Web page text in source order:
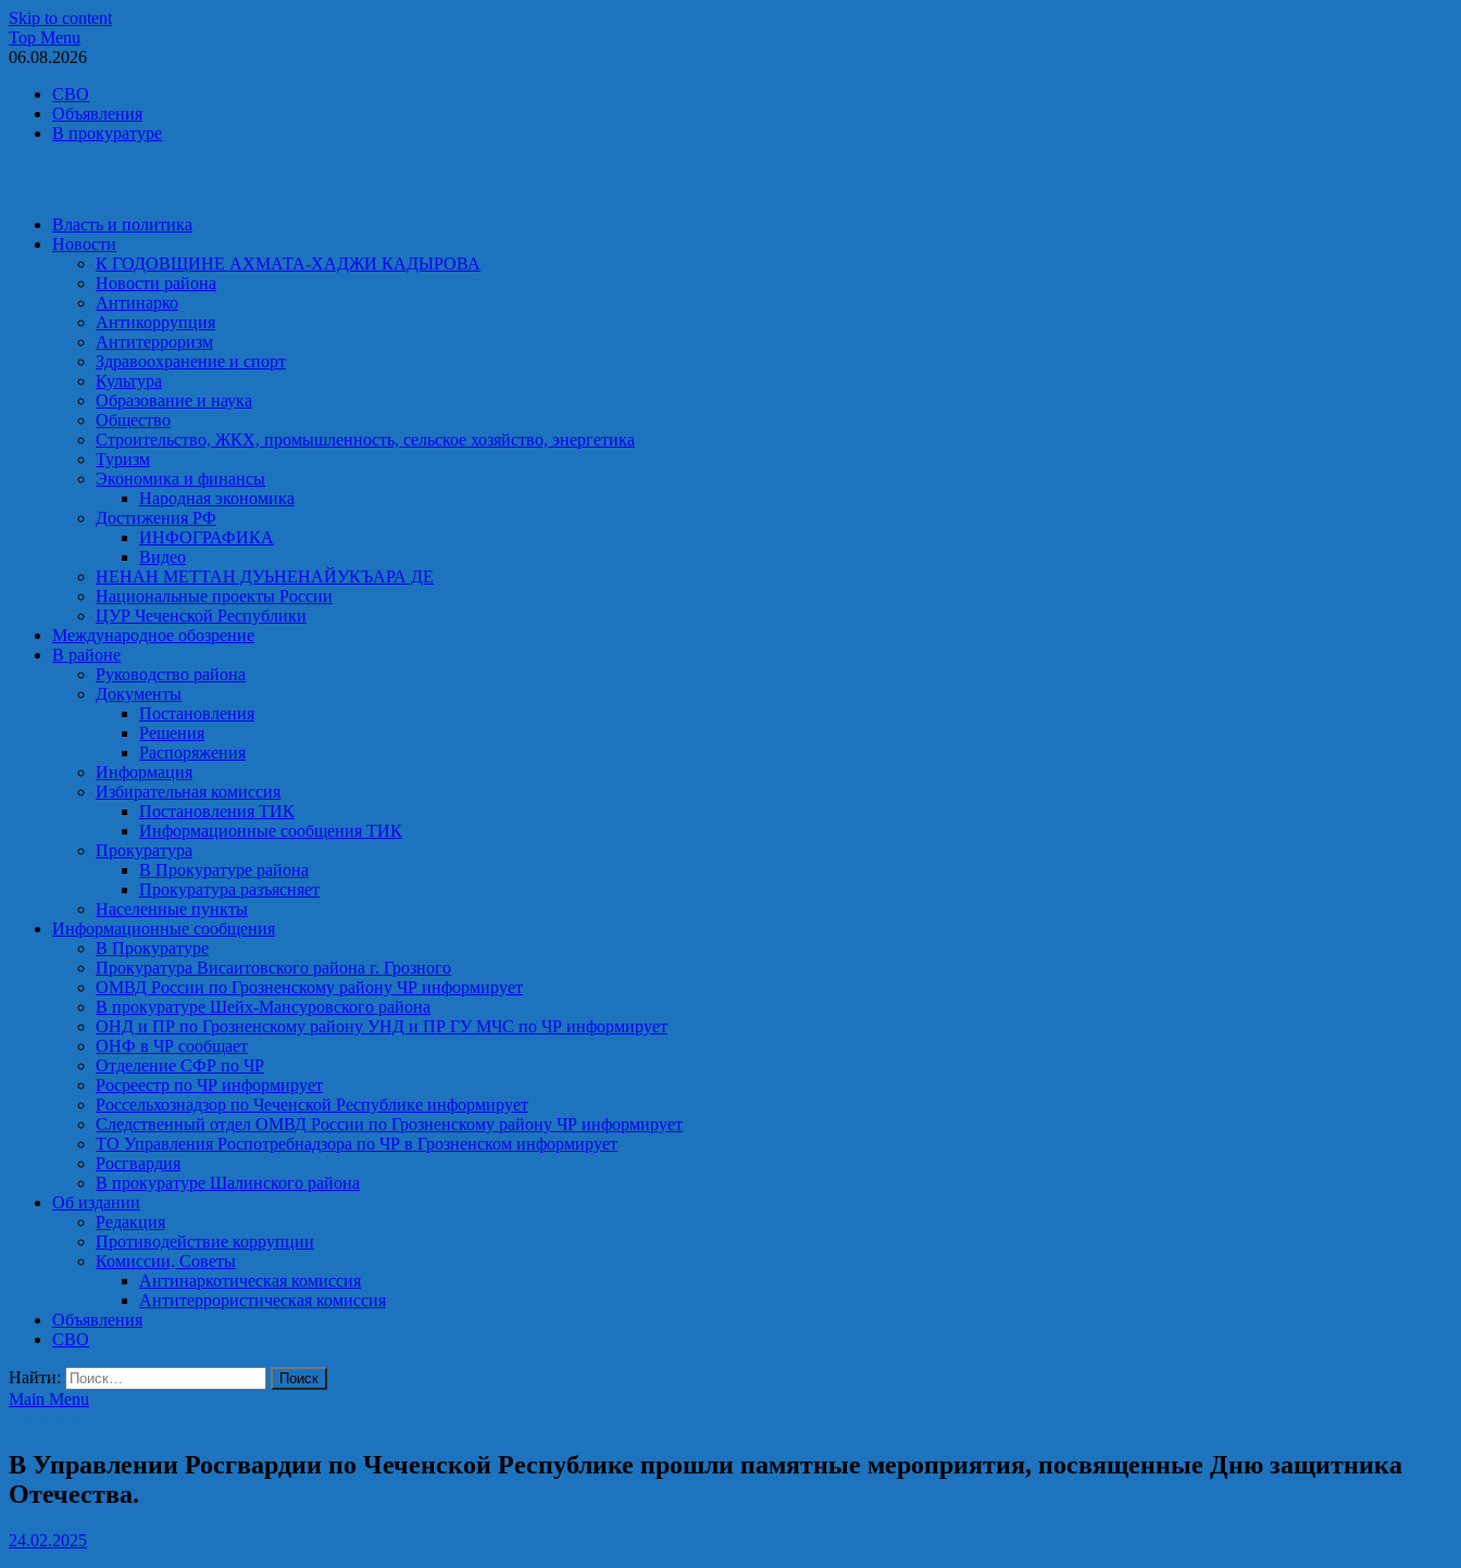
Skip to content
Top Menu
06.08.2026
СВО
Объявления
В прокуратуре
Власть и политика
Новости
К ГОДОВЩИНЕ АХМАТА-ХАДЖИ КАДЫРОВА
Новости района
Антинарко
Антикоррупция
Антитерроризм
Здравоохранение и спорт
Культура
Образование и наука
Общество
Строительство, ЖКХ, промышленность, сельское хозяйство, энергетика
Туризм
Экономика и финансы
Народная экономика
Достижения РФ
ИНФОГРАФИКА
Видео
НЕНАН МЕТТАН ДУЬНЕНАЙУКЪАРА ДЕ
Национальные проекты России
ЦУР Чеченской Республики
Международное обозрение
В районе
Руководство района
Документы
Постановления
Решения
Распоряжения
Информация
Избирательная комиссия
Постановления ТИК
Информационные сообщения ТИК
Прокуратура
В Прокуратуре района
Прокуратура разъясняет
Населенные пункты
Информационные сообщения
В Прокуратуре
Прокуратура Висаитовского района г. Грозного
ОМВД России по Грозненскому району ЧР информирует
В прокуратуре Шейх-Мансуровского района
ОНД и ПР по Грозненскому району УНД и ПР ГУ МЧС по ЧР информирует
ОНФ в ЧР сообщает
Отделение СФР по ЧР
Росреестр по ЧР информирует
Россельхознадзор по Чеченской Республике информирует
Следственный отдел ОМВД России по Грозненскому району ЧР информирует
ТО Управления Роспотребнадзора по ЧР в Грозненском информирует
Росгвардия
В прокуратуре Шалинского района
Об издании
Редакция
Противодействие коррупции
Комиссии, Советы
Антинаркотическая комиссия
Антитеррористическая комиссия
Объявления
СВО
Найти:
Main Menu
В Управлении Росгвардии по Чеченской Республике прошли памятные мероприятия, посвященные Дню защитника
Отечества.
24.02.2025